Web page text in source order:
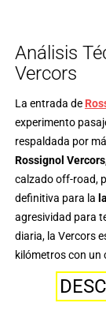
Análisis
Vercors
La entrada de
experimento
respaldada por
Rossignol Vercors
calzado off-road,
definitiva para la
agresividad para
diaria, la Vercors
kilómetros con